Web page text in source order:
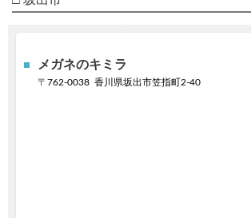
メガネのキミラ
〒 762-0038 香川県坂出市笠指町2-40